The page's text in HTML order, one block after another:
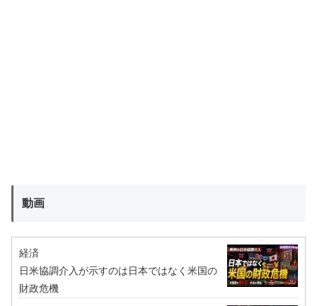
動画
経済
日米協調介入が示すのは日本ではなく米国の
財政危機